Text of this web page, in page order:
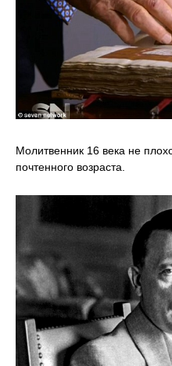
Молитвенник 16 века не
почтенного возраста.